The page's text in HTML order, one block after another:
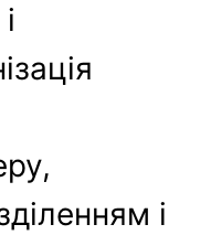
і